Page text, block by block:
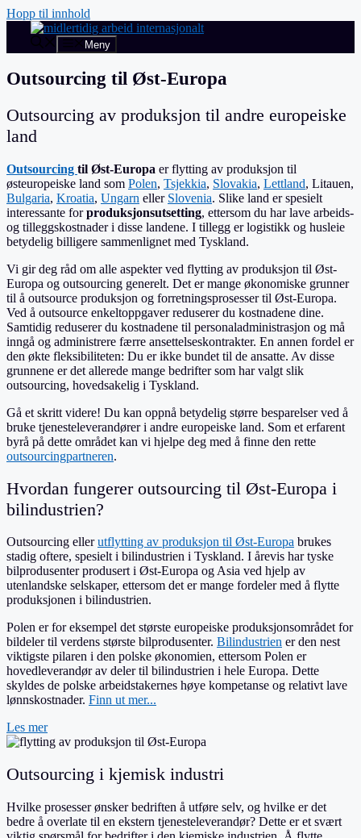
Hopp til innhold
Meny
Outsourcing til Øst-Europa
Outsourcing av produksjon til andre europeiske
land
Outsourcing til Øst-Europa er flytting av produksjon til
østeuropeiske land som Polen, Tsjekkia, Slovakia, Lettland, Litauen,
Bulgaria, Kroatia, Ungarn eller Slovenia. Slike land er spesielt
interessante forproduksjonsutsetting, ettersom du har lave arbeids-
og tilleggskostnader i disse landene. I tillegg er logistikk og husleie
betydelig billigere sammenlignet med Tyskland.
Vi gir deg råd om alle aspekter ved flytting av produksjon til Øst-
Europa og outsourcing generelt. Det er mange økonomiske grunner
til å outsource produksjon og forretningsprosesser til Øst-Europa.
Ved å outsource enkeltoppgaver reduserer du kostnadene dine.
Samtidig reduserer du kostnadene til personaladministrasjon og må
inngå og administrere færre ansettelseskontrakter. En annen fordel er
den økte fleksibiliteten: Du er ikke bundet til de ansatte. Av disse
grunnene er det allerede mange bedrifter som har valgt slik
outsourcing, hovedsakelig i Tyskland.
Gå et skritt videre! Du kan oppnå betydelig større besparelser ved å
bruke tjenesteleverandører i andre europeiske land. Som et erfarent
byrå på dette området kan vi hjelpe deg med å finne den rette
outsourcingpartneren.
Hvordan fungerer outsourcing til Øst-Europa i
bilindustrien?
Outsourcing ellerutflytting av produksjon til Øst-Europa brukes
stadig oftere, spesielt i bilindustrien i Tyskland. I årevis har tyske
bilprodusenter produsert i Øst-Europa og Asia ved hjelp av
utenlandske selskaper, ettersom det er mange fordeler med å flytte
produksjonen i bilindustrien.
Polen er for eksempel det største europeiske produksjonsområdet for
bildeler til verdens største bilprodusenter. Bilindustrien er den nest
viktigste pilaren i den polske økonomien, ettersom Polen er
hovedleverandør av deler til bilindustrien i hele Europa. Dette
skyldes de polske arbeidstakernes høye kompetanse og relativt lave
lønnskostnader. Finn ut mer...
Les mer
Outsourcing i kjemisk industri
Hvilke prosesser ønsker bedriften å utføre selv, og hvilke er det
bedre å overlate til en ekstern tjenesteleverandør? Dette er et svært